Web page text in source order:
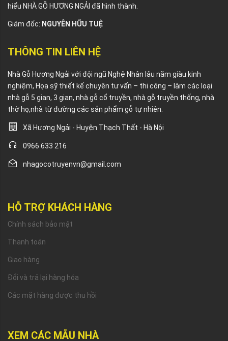
hiểu NHÀ GỖ HƯƠNG NGẢI đã hình thành.
Giám đốc: NGUYỄN HỮU TUỆ
THÔNG TIN LIÊN HỆ
Nhà Gỗ Hương Ngải với đội ngũ Nghệ Nhân lâu năm giàu kinh
nghiệm, Họa sỹ thiết kế chuyên tư vấn – thi công – làm các loại
nhà gỗ 5 gian, 3 gian, nhà gỗ cổ truyền, nhà gỗ truyền thống, nhà
thờ họ,nhà từ đường các sản phẩm gỗ tự nhiên.
Xã Hương Ngải - Huyện Thạch Thất - Hà Nội
0966 633 216
nhagocotruyenvn@gmail.com
HỖ TRỢ KHÁCH HÀNG
Chính sách bảo mật
Thanh toán
Giao hàng
Đổi và trả lại hàng hóa
Các mặt hàng được thu hồi
XEM CÁC MẪU NHÀ